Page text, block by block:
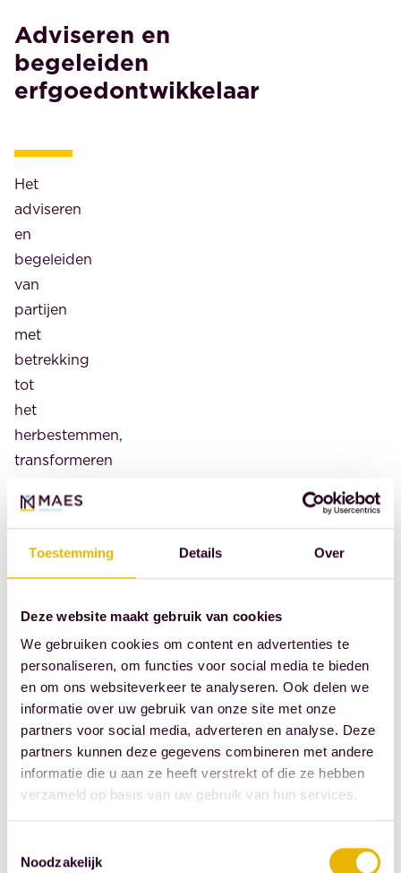
Toestemming Details Over
Deze website maakt gebruik van cookies
We gebruiken cookies om content en advertenties te
personaliseren, om functies voor social media te bieden
en om ons websiteverkeer te analyseren. Ook delen we
informatie over uw gebruik van onze site met onze
partners voor social media, adverteren en analyse. Deze
partners kunnen deze gegevens combineren met andere
informatie die u aan ze heeft verstrekt of die ze hebben
verzameld op basis van uw gebruik van hun services.
Noodzakelijk
segment.
Op
schiereiland
van
Speyk)
is
door
OMA
Amsterdam
B.V.
een
wijk
gepland
met
zo’n
110
Adviseren en
begeleiden
erfgoedontwikkelaar
Het
adviseren
en
begeleiden
van
partijen
met
betrekking
tot
het
herbestemmen,
transformeren
laten
herleven
van
beeldbepalende
monumentale
gebouwen
met
beschermd
stadsgezicht,
de
erfgoed-
subsidieaanvraag